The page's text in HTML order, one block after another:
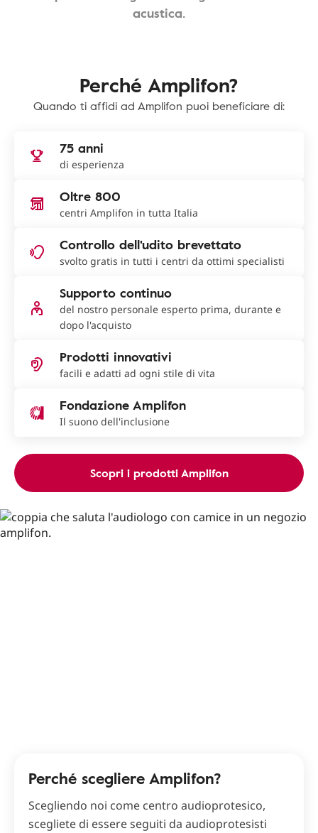
acustica.
Perché Amplifon?
Quando ti affidi ad Amplifon puoi beneficiare di:
75 anni
di esperienza
Oltre 800
centri Amplifon in tutta Italia
Controllo dell'udito brevettato
svolto gratis in tutti i centri da ottimi specialisti
Supporto continuo
del nostro personale esperto prima, durante e
dopo l'acquisto
Prodotti innovativi
facili e adatti ad ogni stile di vita
Fondazione Amplifon
Il suono dell'inclusione
Scopri i prodotti Amplifon
Perché scegliere Amplifon?
Scegliendo noi come centro audioprotesico,
scegliete di essere seguiti da audioprotesisti